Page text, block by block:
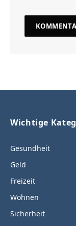
Wichtige
Gesundheit
Geld
Freizeit
Wohnen
Sicherheit